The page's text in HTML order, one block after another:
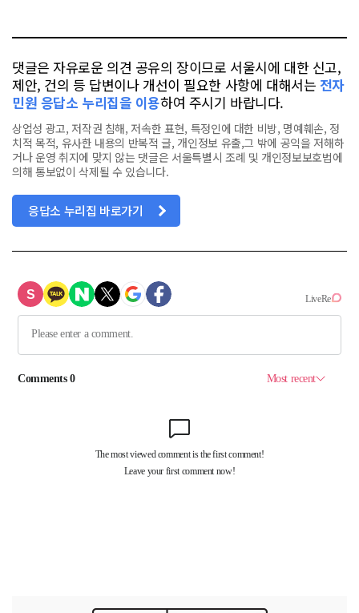
댓글은 자유로운 의견 공유의 장이므로 서울시에 대한 신고,
제안, 건의 등 답변이나 개선이 필요한 사항에 대해서는 전자
민원 응답소 누리집을 이용하여 주시기 바랍니다.
상업성 광고, 저작권 침해, 저속한 표현, 특정인에 대한 비방, 명예훼손, 정
치적 목적, 유사한 내용의 반복적 글, 개인정보 유출,그 밖에 공익을 저해하
거나 운영 취지에 맞지 않는 댓글은 서울특별시 조례 및 개인정보보호법에
의해 통보없이 삭제될 수 있습니다.
응답소 누리집 바로가기